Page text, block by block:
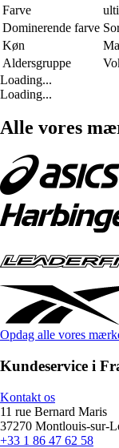
Farve
Dominerende farve
Køn
Aldersgruppe
Loading...
Loading...
Alle vores
Opdag alle vores
Kundeservice i
Kontakt os
11 rue Bernard Maris
37270 Montlouis-sur-
+33 1 86 47 62 58